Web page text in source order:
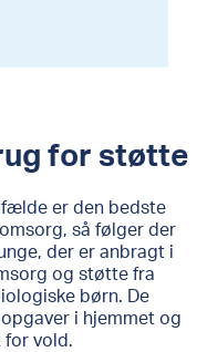
for støtte
er den bedste
så følger der
der er anbragt i
og støtte fra
børn. De
i hjemmet og
for vold.